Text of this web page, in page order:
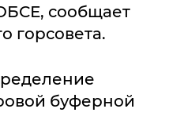
сообщает
горсовета.
буферной